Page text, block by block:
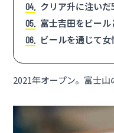
4
クリア升に注い
比べ
5 富士吉田をビー
6
ビールを通じて
2021年オープン。富士